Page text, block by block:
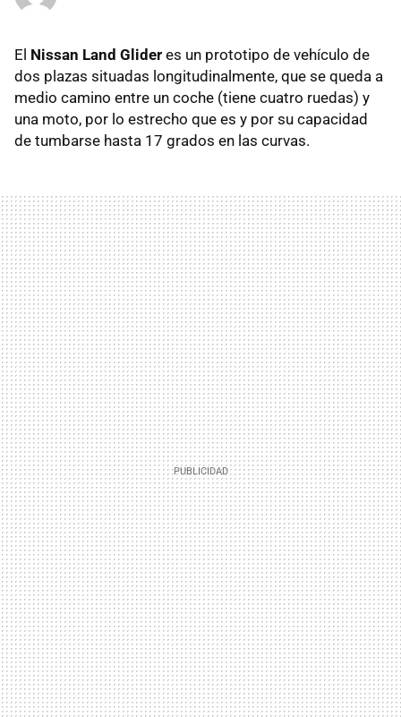
El Nissan Land Glider es un prototipo de vehículo de
dos plazas situadas longitudinalmente, que se queda a
medio camino entre un coche (tiene cuatro ruedas) y
una moto, por lo estrecho que es y por su capacidad
de tumbarse hasta 17 grados en las curvas.